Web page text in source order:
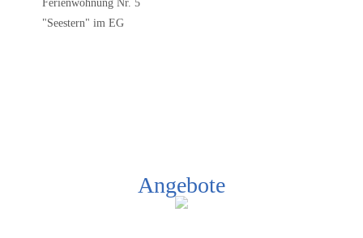
Ferienwohnung Nr. 5
"Seestern" im EG
Angebote